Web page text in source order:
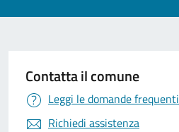
Contatta il comune
Leggi le domande frequenti
Richiedi assistenza